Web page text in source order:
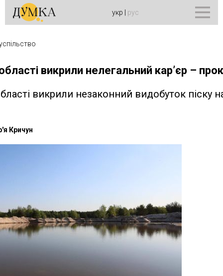
укр рус
викрили нелегальний кар’єр –
викрили незаконний видобуток піску
Кричун